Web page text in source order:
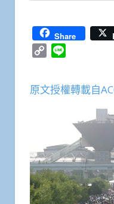
Share
Copy
原文授權轉載自